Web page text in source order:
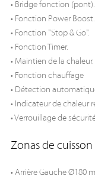
• Bridge fonction (pont).
• Fonction Power Boost.
• Fonction "Stop & Go".
• Fonction Timer.
• Maintien de la chaleur.
• Fonction chauffage
• Détection
• Indicateur de chaleur
• Verrouillage de
Zonas de cuisson
• Arrière Gauche Ø180